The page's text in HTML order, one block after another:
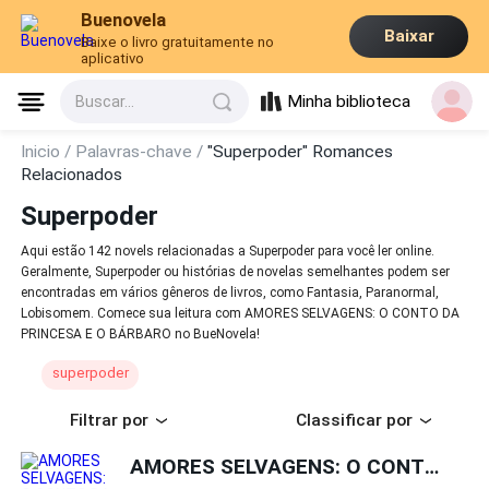
Buenovela
Baixe o livro gratuitamente no
aplicativo
Baixar
Buscar... Minha biblioteca
Inicio / Palavras-chave /"Superpoder" Romances
Relacionados
Superpoder
Aqui estão 142 novels relacionadas a Superpoder para você ler online.
Geralmente, Superpoder ou histórias de novelas semelhantes podem ser
encontradas em vários gêneros de livros, como Fantasia, Paranormal,
Lobisomem. Comece sua leitura com AMORES SELVAGENS: O CONTO DA
PRINCESA E O BÁRBARO no BueNovela!
superpoder
Filtrar por Classificar por
AMORES SELVAGENS: O CONTO DA PRINCESA E O BÁRBARO